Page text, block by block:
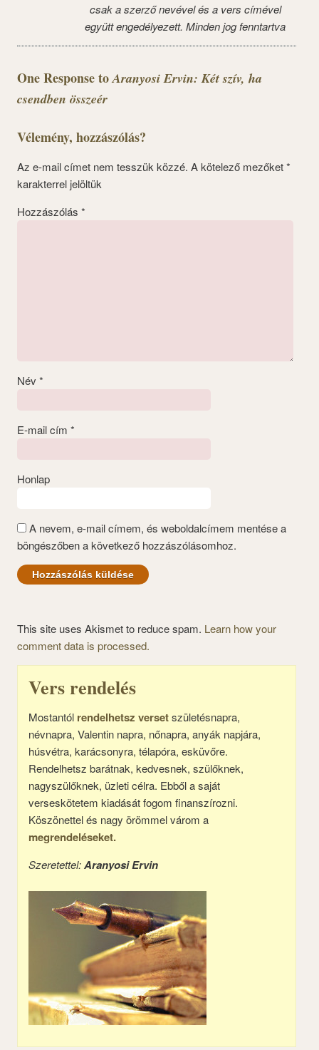
csak a szerző nevével és a vers címével
együtt engedélyezett. Minden jog fenntartva
One Response toAranyosi Ervin: Két szív, ha
csendben összeér
Vélemény, hozzászólás?
Az e-mail címet nem tesszük közzé. A kötelező mezőket*
karakterrel jelöltük
Hozzászólás *
Név *
E-mail cím *
Honlap
A nevem, e-mail címem, és weboldalcímem mentése a
böngészőben a következő hozzászólásomhoz.
This site uses Akismet to reduce spam. Learn how your
comment data is processed.
Vers rendelés
Mostantól rendelhetsz versetszületésnapra,
névnapra, Valentin napra, nőnapra, anyák napjára,
húsvétra, karácsonyra, télapóra, esküvőre.
Rendelhetsz barátnak, kedvesnek, szülőknek,
nagyszülőknek, üzleti célra. Ebből a saját
verseskötetem kiadását fogom finanszírozni.
Köszönettel és nagy örömmel várom a
megrendeléseket.
Szeretettel:Aranyosi Ervin